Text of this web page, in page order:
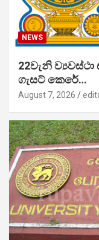
NEWS
22වැනි
ගැසට් කෙරේ…
August 7, 2026